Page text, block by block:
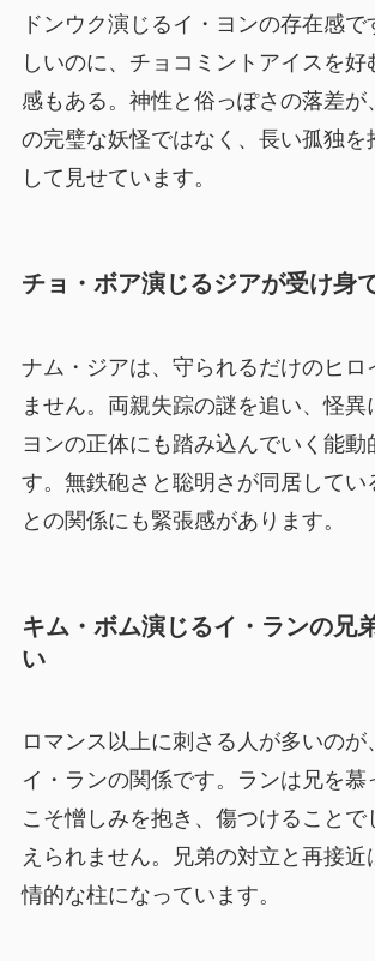
ドンウク演じるイ・ヨンの存在感で
しいのに、チョコミントアイスを好
感もある。神性と俗っぽさの落差が
の完璧な妖怪ではなく、長い孤独を
して見せています。
チョ・ボア演じるジアが受け身
ナム・ジアは、守られるだけのヒロ
ません。両親失踪の謎を追い、怪異
ヨンの正体にも踏み込んでいく能動
す。無鉄砲さと聡明さが同居してい
との関係にも緊張感があります。
キム・ボム演じるイ・ランの兄
い
ロマンス以上に刺さる人が多いのが
イ・ランの関係です。ランは兄を慕
こそ憎しみを抱き、傷つけることで
えられません。兄弟の対立と再接近
情的な柱になっています。